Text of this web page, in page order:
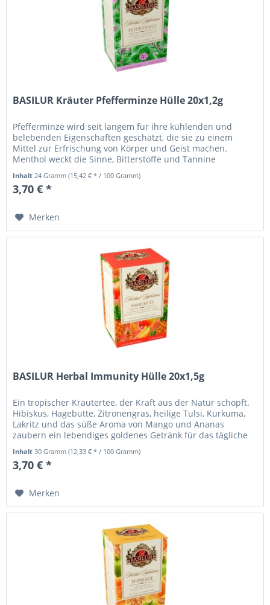
BASILUR Kräuter Pfefferminze Hülle 20x1,2g
Pfefferminze wird seit langem für ihre kühlenden und
belebenden Eigenschaften geschätzt, die sie zu einem
Mittel zur Erfrischung von Körper und Geist machen.
Menthol weckt die Sinne, Bitterstoffe und Tannine
Inhalt24 Gramm(15,42 € * / 100 Gramm)
3,70 € *
Merken
BASILUR Herbal Immunity Hülle 20x1,5g
Ein tropischer Kräutertee, der Kraft aus der Natur schöpft.
Hibiskus, Hagebutte, Zitronengras, heilige Tulsi, Kurkuma,
Lakritz und das süße Aroma von Mango und Ananas
zaubern ein lebendiges goldenes Getränk für das tägliche
Inhalt30 Gramm(12,33 € * / 100 Gramm)
3,70 € *
Merken